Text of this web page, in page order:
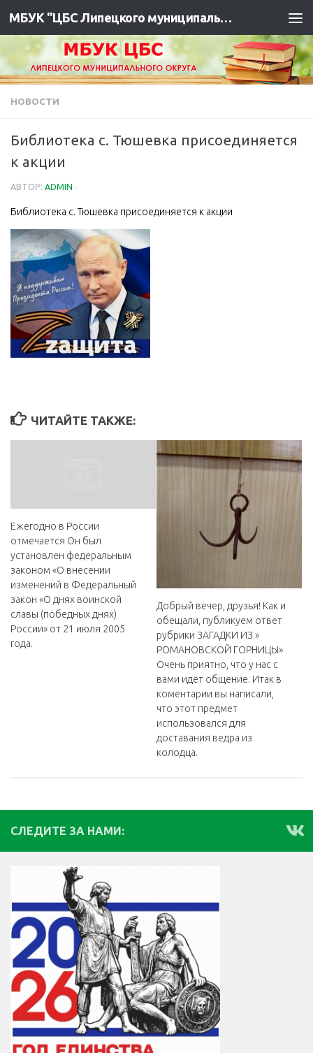
МБУК "ЦБС Липецкого муниципального района"
НОВОСТИ
Библиотека с. Тюшевка присоединяется
к акции
АВТОР: ADMIN ·
Библиотека с. Тюшевка присоединяется к акции
ЧИТАЙТЕ ТАКЖЕ:
Ежегодно в России
отмечается Он был
установлен федеральным
законом «О внесении
изменений в Федеральный
закон «О днях воинской
славы (победных днях)
России» от 21 июля 2005
года.
Добрый вечер, друзья! Как и
обещали, публикуем ответ
рубрики ЗАГАДКИ ИЗ »
РОМАНОВСКОЙ ГОРНИЦЫ»
Очень приятно, что у нас с
вами идёт общение. Итак в
коментарии вы написали,
что этот предмет
использовался для
доставания ведра из
колодца.
СЛЕДИТЕ ЗА НАМИ: